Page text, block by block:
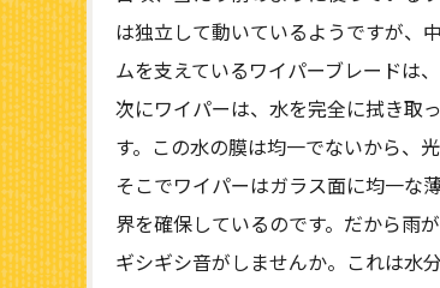
は独立して動いているようですが、
ムを支えているワイパーブレードは
次にワイパーは、水を完全に拭き取
す。この水の膜は均一でないから、
そこでワイパーはガラス面に均一な
界を確保しているのです。だから雨
ギシギシ音がしませんか。これは水